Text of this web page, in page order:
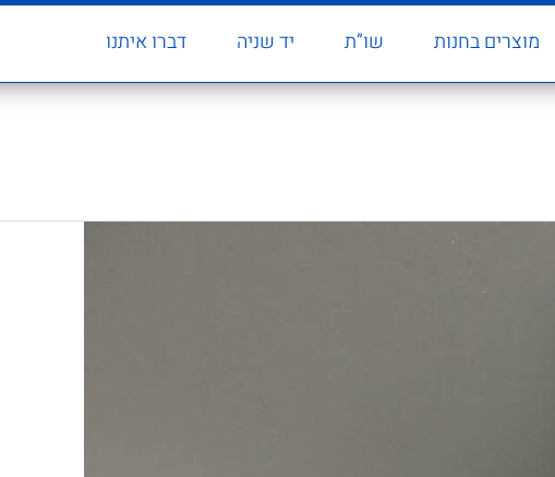
מוצרים בחנות שו”ת יד שניה דברו איתנו